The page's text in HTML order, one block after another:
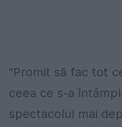
"Promit să fac tot
ceea ce s-a
spectacolul mai